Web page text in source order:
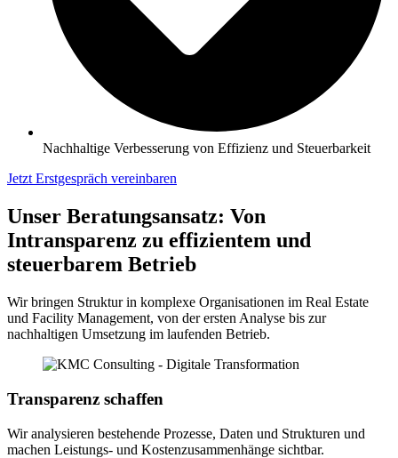
Nachhaltige Verbesserung von Effizienz und Steuerbarkeit
Jetzt Erstgespräch vereinbaren
Unser Beratungsansatz: Von
Intransparenz zu effizientem und
steuerbarem Betrieb
Wir bringen Struktur in komplexe Organisationen im Real Estate
und Facility Management, von der ersten Analyse bis zur
nachhaltigen Umsetzung im laufenden Betrieb.
Transparenz schaffen
Wir analysieren bestehende Prozesse, Daten und Strukturen und
machen Leistungs- und Kostenzusammenhänge sichtbar.